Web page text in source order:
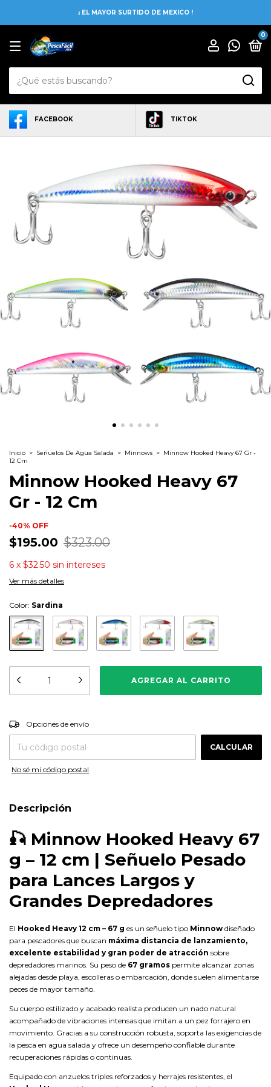
¡ EL MAYOR SURTIDO DE MEXICO !
0
FACEBOOK TIKTOK
Inicio > Señuelos De Agua Salada > Minnows > Minnow Hooked Heavy 67 Gr -
12 Cm
Minnow Hooked Heavy 67
Gr - 12 Cm
-40% OFF
$195.00 $323.00
6 x $32.50 sin intereses
Ver más detalles
Color: Sardina
Entregas para el CP:
Opciones de envío
CALCULAR
No sé mi código postal
Descripción
🎣 Minnow Hooked Heavy 67
g – 12 cm | Señuelo Pesado
para Lances Largos y
Grandes Depredadores
El Hooked Heavy 12 cm – 67 g es un señuelo tipo Minnow diseñado
para pescadores que buscan máxima distancia de lanzamiento,
excelente estabilidad y gran poder de atracción sobre
depredadores marinos. Su peso de 67 gramos permite alcanzar zonas
alejadas desde playa, escolleras o embarcación, donde suelen alimentarse
peces de mayor tamaño.
Su cuerpo estilizado y acabado realista producen un nado natural
acompañado de vibraciones intensas que imitan a un pez forrajero en
movimiento. Gracias a su construcción robusta, soporta las exigencias de
la pesca en agua salada y ofrece un desempeño confiable durante
recuperaciones rápidas o continuas.
Equipado con anzuelos triples reforzados y herrajes resistentes, el